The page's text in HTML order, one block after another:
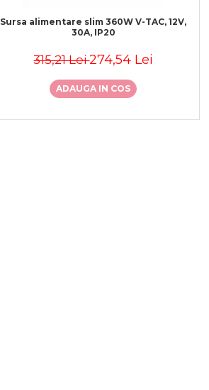
Sursa alimentare slim 360W V-TAC, 12V,
30A, IP20
315,21 Lei274,54 Lei
ADAUGA IN COS